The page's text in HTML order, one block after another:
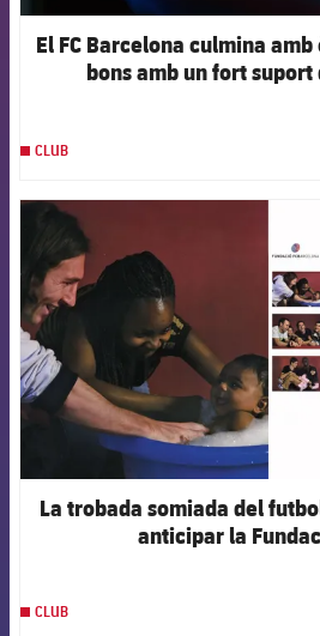
El FC Barcelona culmina
bons amb un fort
CLUB
La trobada somiada del
anticipar la
CLUB